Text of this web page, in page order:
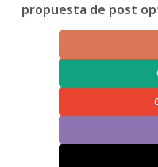
propuesta de post